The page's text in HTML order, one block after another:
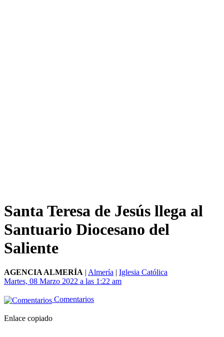
Santa Teresa de Jesús llega al
Santuario Diocesano del
Saliente
AGENCIA ALMERÍA | Almería | Iglesia Católica
Martes, 08 Marzo 2022 a las 1:22 am
Comentarios
Enlace copiado